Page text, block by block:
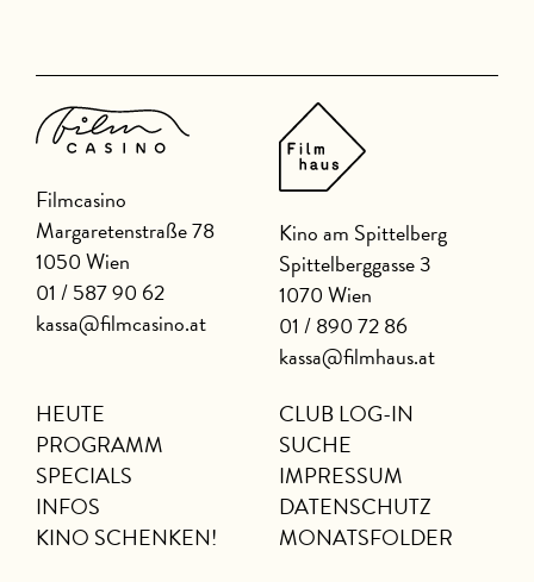
Filmcasino
Margaretenstraße 78
1050 Wien
01 / 587 90 62
kassa@filmcasino.at
Kino am Spittelberg
Spittelberggasse 3
1070 Wien
01 / 890 72 86
kassa@filmhaus.at
HEUTE
PROGRAMM
SPECIALS
INFOS
KINO SCHENKEN!
CLUB LOG-IN
SUCHE
IMPRESSUM
DATENSCHUTZ
MONATSFOLDER